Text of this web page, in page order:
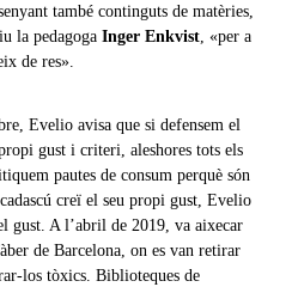
també continguts de matèries,
la pedagoga Inger Enkvist , «per a
de res».
Evelio avisa que si defensem el
gust i criteri, aleshores tots els
pautes de consum perquè són
creï el seu propi gust, Evelio
gust. A l’abril de 2019, va aixecar
de Barcelona, on es van retirar
los tòxics. Biblioteques de